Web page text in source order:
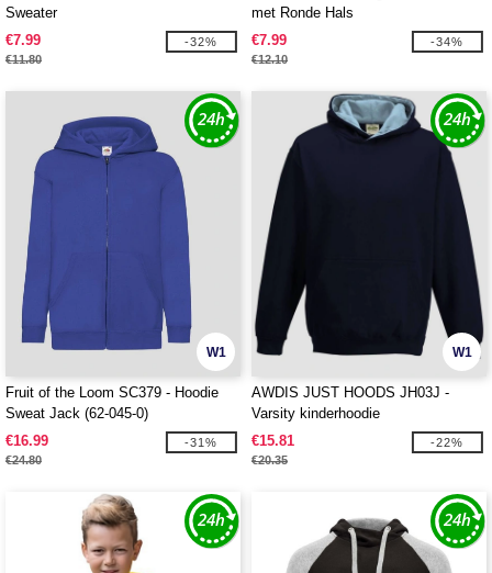
Sweater
€7.99
€11.80
-32%
met Ronde Hals
€7.99
€12.10
-34%
W1
Fruit of the Loom SC379 - Hoodie
Sweat Jack (62-045-0)
€16.99
€24.80
-31%
W1
AWDIS JUST HOODS JH03J -
Varsity kinderhoodie
€15.81
€20.35
-22%